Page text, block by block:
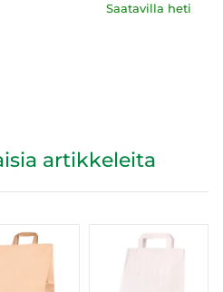
Saatavilla heti
artikkeleita